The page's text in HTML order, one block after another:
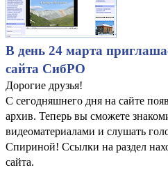
В день 24 марта
сайта СибРО
Дорогие друзья!
С сегодняшнего дня на сайте
архив. Теперь вы сможете
видеоматериалами и слушать
Спириной! Ссылки на раздел
сайта.